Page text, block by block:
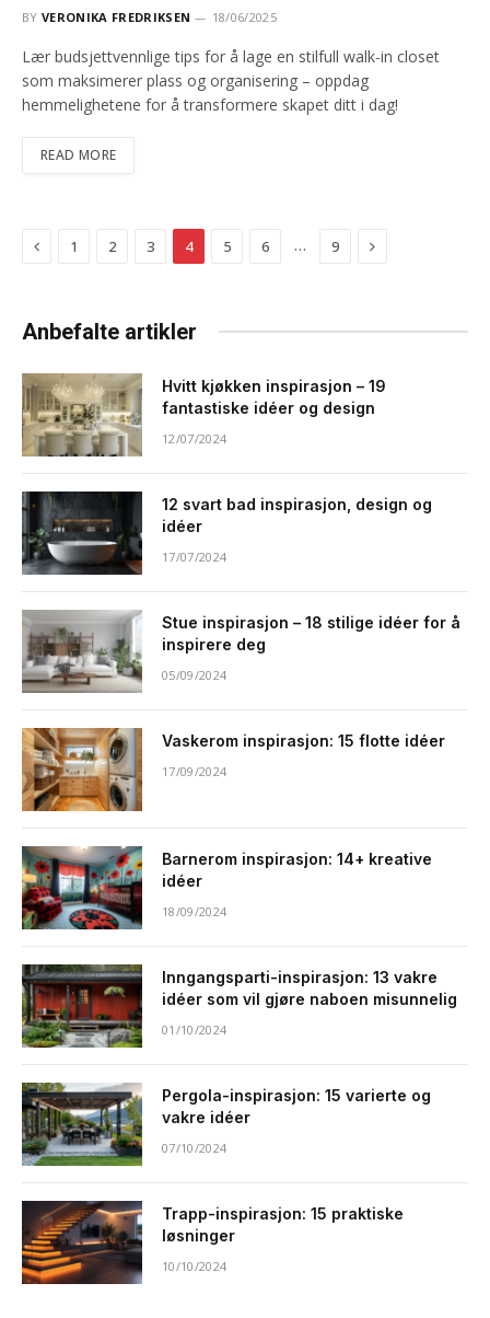
BY VERONIKA FREDRIKSEN 18/06/2025
Lær budsjettvennlige tips for å lage en stilfull walk-in closet
som maksimerer plass og organisering – oppdag
hemmelighetene for å transformere skapet ditt i dag!
READ MORE
Previous
1 2 3 4 5 6 … 9 Next
Anbefalte artikler
Hvitt kjøkken inspirasjon – 19
fantastiske idéer og design
12/07/2024
12 svart bad inspirasjon, design og
idéer
17/07/2024
Stue inspirasjon – 18 stilige idéer for å
inspirere deg
05/09/2024
Vaskerom inspirasjon: 15 flotte idéer
17/09/2024
Barnerom inspirasjon: 14+ kreative
idéer
18/09/2024
Inngangsparti-inspirasjon: 13 vakre
idéer som vil gjøre naboen misunnelig
01/10/2024
Pergola-inspirasjon: 15 varierte og
vakre idéer
07/10/2024
Trapp-inspirasjon: 15 praktiske
løsninger
10/10/2024